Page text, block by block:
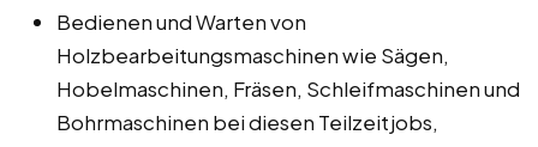
Bedienen und Warten von
Holzbearbeitungsmaschinen wie Sägen,
Hobelmaschinen, Fräsen, Schleifmaschinen und
Bohrmaschinen bei diesen Teilzeitjobs,